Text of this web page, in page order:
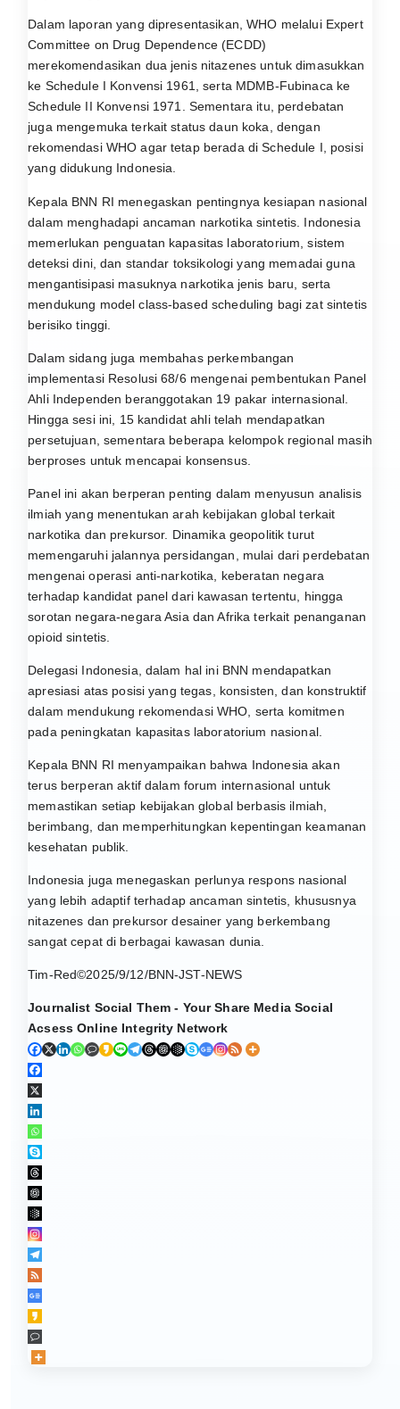
Dalam laporan yang dipresentasikan, WHO melalui Expert
Committee on Drug Dependence (ECDD)
merekomendasikan dua jenis nitazenes untuk dimasukkan
ke Schedule I Konvensi 1961, serta MDMB-Fubinaca ke
Schedule II Konvensi 1971. Sementara itu, perdebatan
juga mengemuka terkait status daun koka, dengan
rekomendasi WHO agar tetap berada di Schedule I, posisi
yang didukung Indonesia.
Kepala BNN RI menegaskan pentingnya kesiapan nasional
dalam menghadapi ancaman narkotika sintetis. Indonesia
memerlukan penguatan kapasitas laboratorium, sistem
deteksi dini, dan standar toksikologi yang memadai guna
mengantisipasi masuknya narkotika jenis baru, serta
mendukung model class-based scheduling bagi zat sintetis
berisiko tinggi.
Dalam sidang juga membahas perkembangan
implementasi Resolusi 68/6 mengenai pembentukan Panel
Ahli Independen beranggotakan 19 pakar internasional.
Hingga sesi ini, 15 kandidat ahli telah mendapatkan
persetujuan, sementara beberapa kelompok regional masih
berproses untuk mencapai konsensus.
Panel ini akan berperan penting dalam menyusun analisis
ilmiah yang menentukan arah kebijakan global terkait
narkotika dan prekursor. Dinamika geopolitik turut
memengaruhi jalannya persidangan, mulai dari perdebatan
mengenai operasi anti-narkotika, keberatan negara
terhadap kandidat panel dari kawasan tertentu, hingga
sorotan negara-negara Asia dan Afrika terkait penanganan
opioid sintetis.
Delegasi Indonesia, dalam hal ini BNN mendapatkan
apresiasi atas posisi yang tegas, konsisten, dan konstruktif
dalam mendukung rekomendasi WHO, serta komitmen
pada peningkatan kapasitas laboratorium nasional.
Kepala BNN RI menyampaikan bahwa Indonesia akan
terus berperan aktif dalam forum internasional untuk
memastikan setiap kebijakan global berbasis ilmiah,
berimbang, dan memperhitungkan kepentingan keamanan
kesehatan publik.
Indonesia juga menegaskan perlunya respons nasional
yang lebih adaptif terhadap ancaman sintetis, khususnya
nitazenes dan prekursor desainer yang berkembang
sangat cepat di berbagai kawasan dunia.
Tim-Red©2025/9/12/BNN-JST-NEWS
Journalist Social Them - Your Share Media Social
Acsess Online Integrity Network